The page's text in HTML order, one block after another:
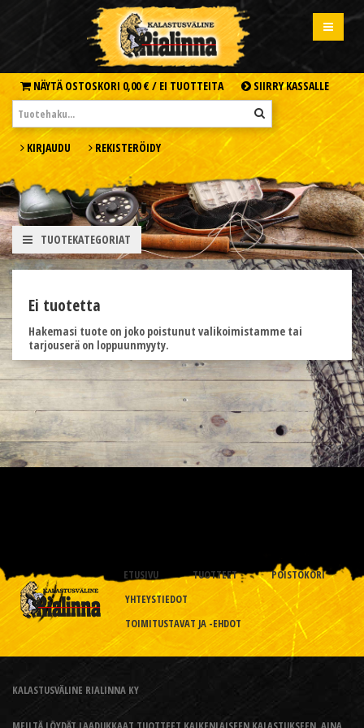
NÄYTÄ OSTOSKORI 0,00 € / EI TUOTTEITA SIIRRY KASSALLE
KIRJAUDU REKISTERÖIDY
TUOTEKATEGORIAT
Ei tuotetta
Hakemasi tuote on joko poistunut valikoimistamme tai
tarjouserä on loppuunmyyty.
ETUSIVU TUOTTEET
POISTOKORI
YHTEYSTIEDOT
TOIMITUSTAVAT JA -EHDOT
KALASTUSVÄLINE RIALINNA KY